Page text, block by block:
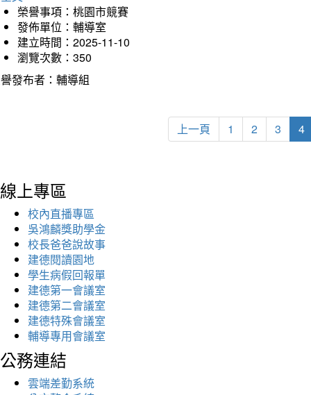
榮譽事項：桃園市競賽
發佈單位：輔導室
建立時間：2025-11-10
瀏覽次數：350
發布者：輔導組
上一頁 1 2 3 4
線上專區
校內直播專區
吳鴻麟獎助學金
校長爸爸說故事
建德閱讀園地
學生病假回報單
建德第一會議室
建德第二會議室
建德特殊會議室
輔導專用會議室
公務連結
雲端差勤系統